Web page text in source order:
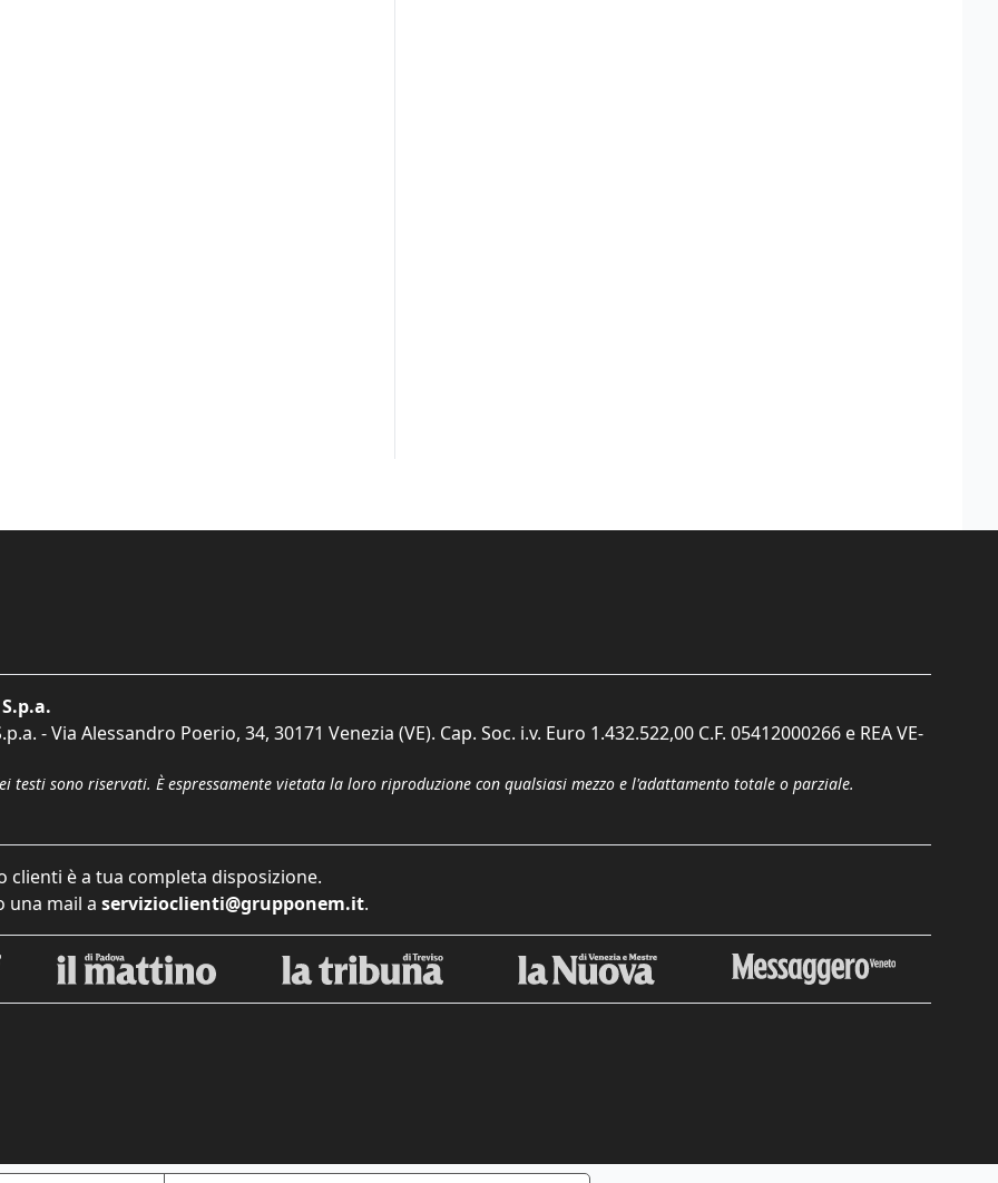
- Via Alessandro Poerio, 34, 30171 Venezia (VE). Cap. Soc. i.v. Euro 1.432.522,00 C.F. 05412000266 e REA VE-
testi sono riservati. È espressamente vietata la loro riproduzione con qualsiasi mezzo e l'adattamento totale o parziale.
clienti è a tua completa disposizione.
una mail a servizioclienti@grupponem.it.